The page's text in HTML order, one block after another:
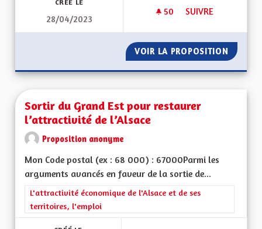
CRÉÉ LE
28/04/2023
50 50 ABONNÉS
SUIVRE
VOIR LA PROPOSITION
Sortir du Grand Est pour restaurer
l’attractivité de l’Alsace
Proposition anonyme
Mon Code postal (ex : 68 000) : 67000Parmi les
arguments avancés en faveur de la sortie de...
Filtrer les résultats de la catégorie : L'attractivité
L'attractivité économique de l'Alsace et de ses
territoires, l'emploi